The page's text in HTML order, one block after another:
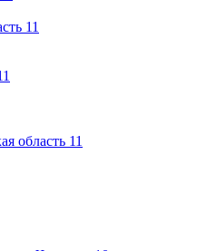
11
область 11